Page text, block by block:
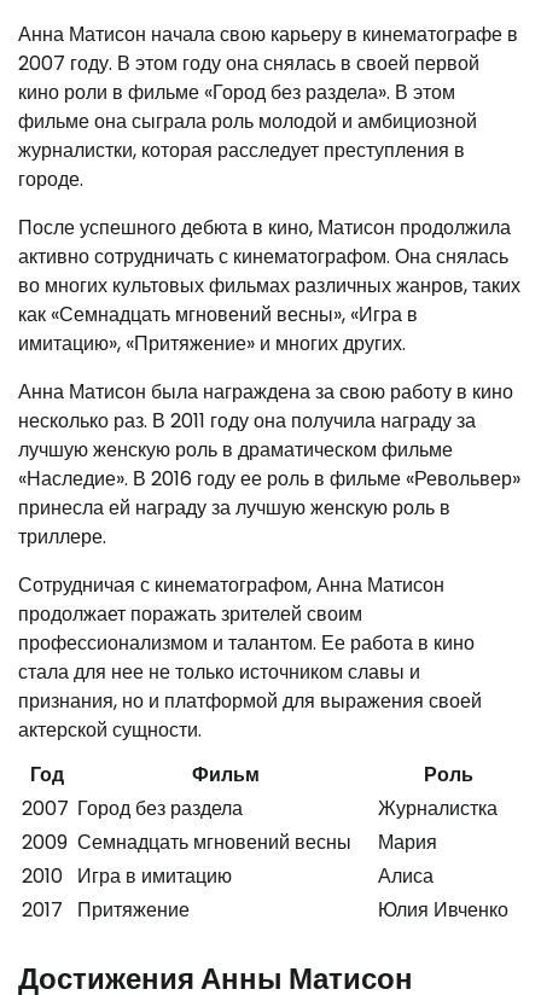
Анна Матисон начала свою карьеру в кинематографе в
2007 году. В этом году она снялась в своей первой
кино роли в фильме «Город без раздела». В этом
фильме она сыграла роль молодой и амбициозной
журналистки, которая расследует преступления в
городе.
После успешного дебюта в кино, Матисон продолжила
активно сотрудничать с кинематографом. Она снялась
во многих культовых фильмах различных жанров, таких
как «Семнадцать мгновений весны», «Игра в
имитацию», «Притяжение» и многих других.
Анна Матисон была награждена за свою работу в кино
несколько раз. В 2011 году она получила награду за
лучшую женскую роль в драматическом фильме
«Наследие». В 2016 году ее роль в фильме «Револьвер»
принесла ей награду за лучшую женскую роль в
триллере.
Сотрудничая с кинематографом, Анна Матисон
продолжает поражать зрителей своим
профессионализмом и талантом. Ее работа в кино
стала для нее не только источником славы и
признания, но и платформой для выражения своей
актерской сущности.
Год
Фильм
Роль
2007 Город без раздела
Журналистка
2009 Семнадцать мгновений весны
Мария
2010 Игра в имитацию
Алиса
2017
Притяжение Юлия Ивченко
Достижения Анны Матисон